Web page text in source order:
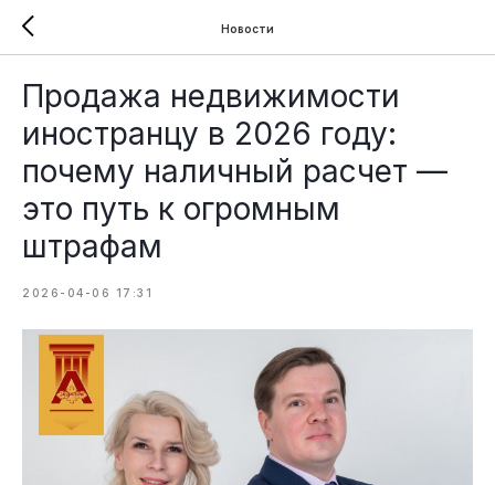
Новости
Продажа недвижимости
иностранцу в 2026 году:
почему наличный расчет —
это путь к огромным
штрафам
2026-04-06 17:31